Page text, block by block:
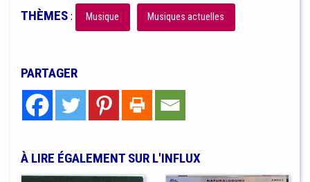
THÈMES: Musique Musiques actuelles
PARTAGER
À LIRE ÉGALEMENT SUR L'INFLUX